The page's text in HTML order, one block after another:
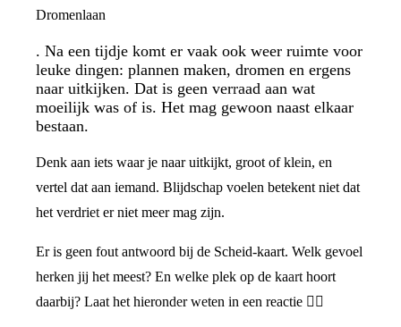
Dromenlaan
. Na een tijdje komt er vaak ook weer ruimte voor
leuke dingen: plannen maken, dromen en ergens
naar uitkijken. Dat is geen verraad aan wat
moeilijk was of is. Het mag gewoon naast elkaar
bestaan.
Denk aan iets waar je naar uitkijkt, groot of klein, en
vertel dat aan iemand. Blijdschap voelen betekent niet dat
het verdriet er niet meer mag zijn.
Er is geen fout antwoord bij de Scheid-kaart. Welk gevoel
herken jij het meest? En welke plek op de kaart hoort
daarbij? Laat het hieronder weten in een reactie 👇🏼